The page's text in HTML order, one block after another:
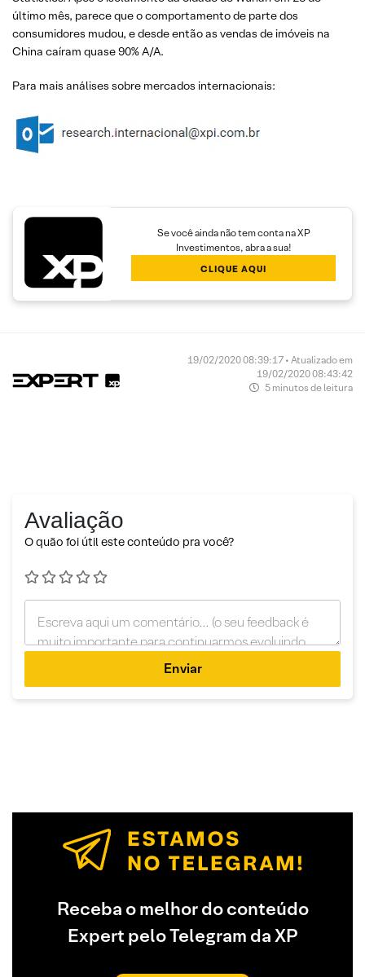
último mês, parece que o comportamento de parte dos
consumidores mudou, e desde então as vendas de imóveis na
China caíram quase 90% A/A.
Para mais análises sobre mercados internacionais:
Se você ainda não tem conta na XP
Investimentos, abra a sua!
CLIQUE AQUI
19/02/2020 08:39:17 • Atualizado em
19/02/2020 08:43:42
5 minutos de leitura
Avaliação
O quão foi útil este conteúdo pra você?
Enviar
Receba o melhor do conteúdo
Expert pelo Telegram da XP